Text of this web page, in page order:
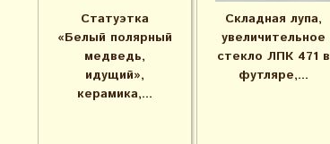
Статуэтка
«Белый полярный
медведь,
идущий»,
керамика,...
Складная лупа,
увеличительное
стекло ЛПК 471 в
футляре,...